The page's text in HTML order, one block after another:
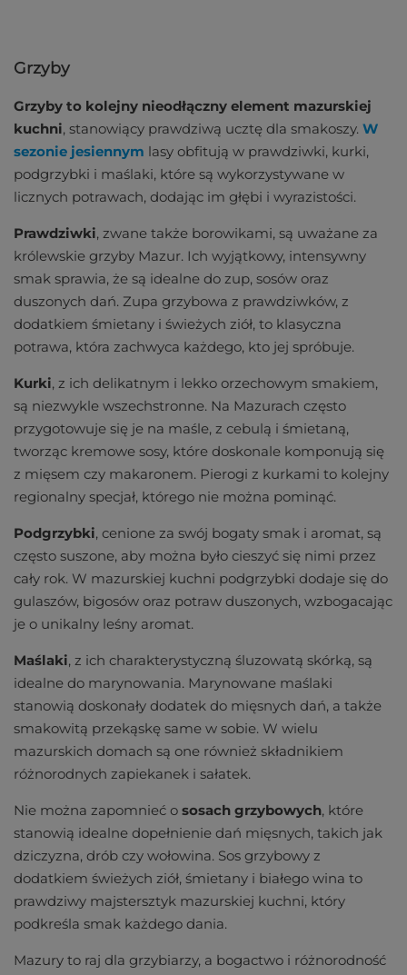
Grzyby
Grzyby to kolejny nieodłączny element mazurskiej
kuchni, stanowiący prawdziwą ucztę dla smakoszy. W
sezonie jesiennym lasy obfitują w prawdziwki, kurki,
podgrzybki i maślaki, które są wykorzystywane w
licznych potrawach, dodając im głębi i wyrazistości.
Prawdziwki, zwane także borowikami, są uważane za
królewskie grzyby Mazur. Ich wyjątkowy, intensywny
smak sprawia, że są idealne do zup, sosów oraz
duszonych dań. Zupa grzybowa z prawdziwków, z
dodatkiem śmietany i świeżych ziół, to klasyczna
potrawa, która zachwyca każdego, kto jej spróbuje.
Kurki, z ich delikatnym i lekko orzechowym smakiem,
są niezwykle wszechstronne. Na Mazurach często
przygotowuje się je na maśle, z cebulą i śmietaną,
tworząc kremowe sosy, które doskonale komponują się
z mięsem czy makaronem. Pierogi z kurkami to kolejny
regionalny specjał, którego nie można pominąć.
Podgrzybki, cenione za swój bogaty smak i aromat, są
często suszone, aby można było cieszyć się nimi przez
cały rok. W mazurskiej kuchni podgrzybki dodaje się do
gulaszów, bigosów oraz potraw duszonych, wzbogacając
je o unikalny leśny aromat.
Maślaki, z ich charakterystyczną śluzowatą skórką, są
idealne do marynowania. Marynowane maślaki
stanowią doskonały dodatek do mięsnych dań, a także
smakowitą przekąskę same w sobie. W wielu
mazurskich domach są one również składnikiem
różnorodnych zapiekanek i sałatek.
Nie można zapomnieć o sosach grzybowych, które
stanowią idealne dopełnienie dań mięsnych, takich jak
dziczyzna, drób czy wołowina. Sos grzybowy z
dodatkiem świeżych ziół, śmietany i białego wina to
prawdziwy majstersztyk mazurskiej kuchni, który
podkreśla smak każdego dania.
Mazury to raj dla grzybiarzy, a bogactwo i różnorodność